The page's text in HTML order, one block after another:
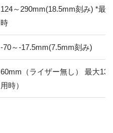
124～290mm(18.5mm刻み) *最
時
-70～-17.5mm(7.5mm刻み)
60mm（ライザー無し） 最大
用時）